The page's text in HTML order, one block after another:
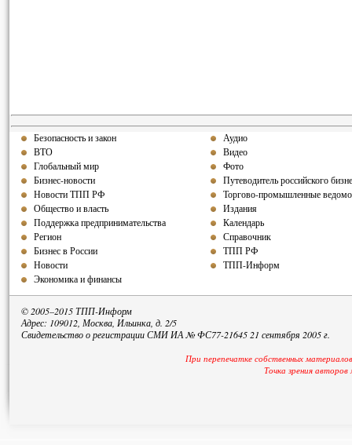
Безопасность и закон
ВТО
Глобальный мир
Бизнес-новости
Новости ТПП РФ
Общество и власть
Поддержка предпринимательства
Регион
Бизнес в России
Новости
Экономика и финансы
Аудио
Видео
Фото
Путеводитель российского
Торгово-промышленные
Издания
Календарь
Справочник
ТПП РФ
ТПП-Информ
© 2005–2015 ТПП-Информ
Адрес: 109012, Москва, Ильинка, д. 2/5
Свидетельство о регистрации СМИ ИА № ФС77-21645 21 сентября 2005 г.
При перепечатке собственных
Точка зрения